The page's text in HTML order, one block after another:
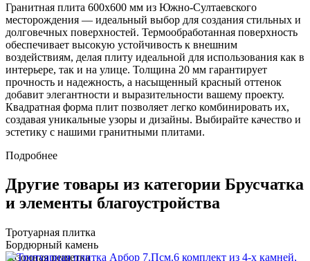
Гранитная плита 600х600 мм из Южно-Султаевского
месторождения — идеальный выбор для создания стильных и
долговечных поверхностей. Термообработанная поверхность
обеспечивает высокую устойчивость к внешним
воздействиям, делая плиту идеальной для использования как в
интерьере, так и на улице. Толщина 20 мм гарантирует
прочность и надежность, а насыщенный красный оттенок
добавит элегантности и выразительности вашему проекту.
Квадратная форма плит позволяет легко комбинировать их,
создавая уникальные узоры и дизайны. Выбирайте качество и
эстетику с нашими гранитными плитами.
Подробнее
Другие товары из категории Брусчатка
и элементы благоустройства
Тротуарная плитка
Бордюрный камень
Газонная решетка